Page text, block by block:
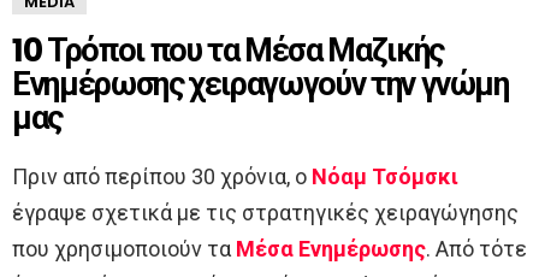
10 Τρόποι που τα Μέσα Μαζικής
Ενημέρωσης χειραγωγούν την γνώμη
μας
Πριν από περίπου 30 χρόνια, ο Νόαμ Τσόμσκι
έγραψε σχετικά με τις στρατηγικές χειραγώγησης
που χρησιμοποιούν τα Μέσα Ενημέρωσης. Από τότε